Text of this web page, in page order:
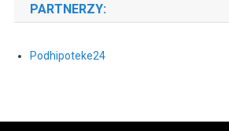
PARTNERZY:
Podhipoteke24